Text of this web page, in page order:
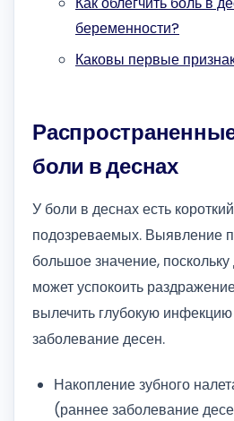
беременности?
Каковы первые
боли в деснах
У боли в деснах есть
подозреваемых. Выявление
большое значение,
может успокоить
вылечить глубокую
заболевание десен.
Накопление зубного
(раннее заболевание